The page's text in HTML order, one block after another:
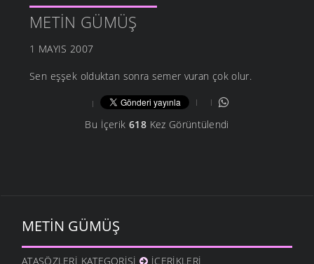
METIN GÜMÜŞ
1 MAYIS 2007
Sen eşşek olduktan sonra semer vuran çok olur.
Bu İçerik 618Kez Görüntülendi
METIN GÜMÜŞ
ATASÖZLERI KATEGORISI İÇERIKLERI